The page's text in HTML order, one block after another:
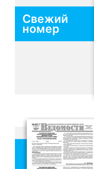
Свежий
номер